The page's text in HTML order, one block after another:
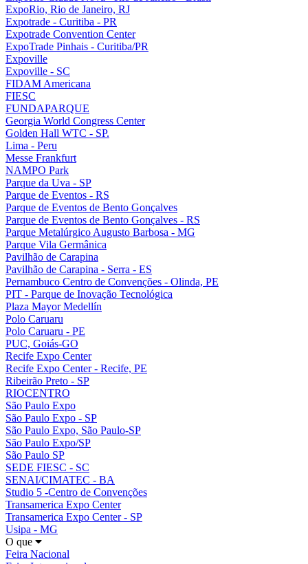
ExpoRio, Rio de Janeiro, RJ
Expotrade - Curitiba - PR
Expotrade Convention Center
ExpoTrade Pinhais - Curitiba/PR
Expoville
Expoville - SC
FIDAM Americana
FIESC
FUNDAPARQUE
Georgia World Congress Center
Golden Hall WTC - SP.
Lima - Peru
Messe Frankfurt
NAMPO Park
Parque da Uva - SP
Parque de Eventos - RS
Parque de Eventos de Bento Gonçalves
Parque de Eventos de Bento Gonçalves - RS
Parque Metalúrgico Augusto Barbosa - MG
Parque Vila Germânica
Pavilhão de Carapina
Pavilhão de Carapina - Serra - ES
Pernambuco Centro de Convenções - Olinda, PE
PIT - Parque de Inovação Tecnológica
Plaza Mayor Medellín
Polo Caruaru
Polo Caruaru - PE
PUC, Goiás-GO
Recife Expo Center
Recife Expo Center - Recife, PE
Ribeirão Preto - SP
RIOCENTRO
São Paulo Expo
São Paulo Expo - SP
São Paulo Expo, São Paulo-SP
São Paulo Expo/SP
São Paulo SP
SEDE FIESC - SC
SENAI/CIMATEC - BA
Studio 5 -Centro de Convenções
Transamerica Expo Center
Transamerica Expo Center - SP
Usipa - MG
O que
Feira Nacional